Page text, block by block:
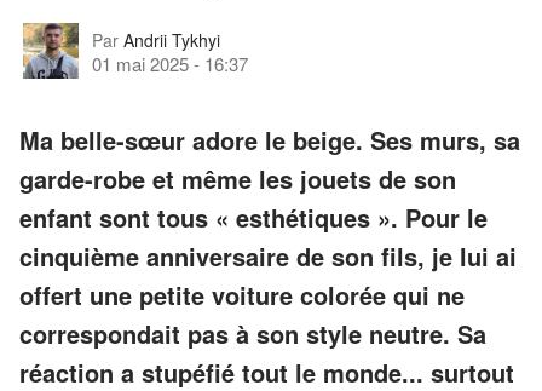
Par Andrii Tykhyi
01 mai 2025- 16:37
Ma belle-sœur adore le beige. Ses murs, sa
garde-robe et même les jouets de son
enfant sont tous « esthétiques ». Pour le
cinquième anniversaire de son fils, je lui ai
offert une petite voiture colorée qui ne
correspondait pas à son style neutre. Sa
réaction a stupéfié tout le monde... surtout